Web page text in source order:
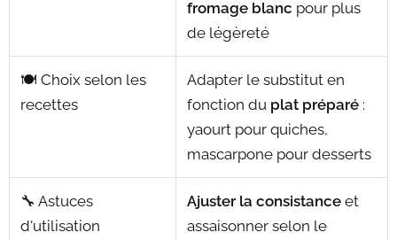
fromage blanc pour plus
de légèreté
🍽️ Choix selon les
recettes
Adapter le substitut en
fonction du plat préparé :
yaourt pour quiches,
mascarpone pour desserts
🔧 Astuces
d'utilisation
Ajuster la consistance et
assaisonner selon le